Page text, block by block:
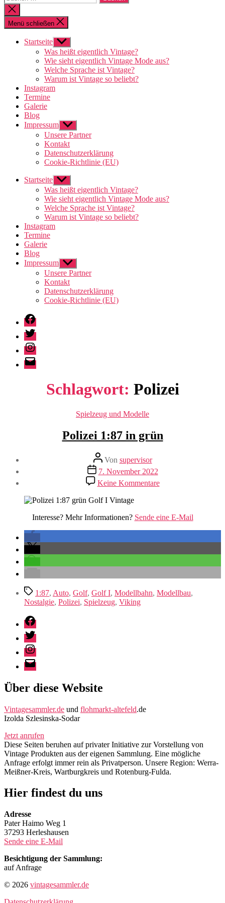
nach:
Suche
schließen
Menü schließen
Startseite Untermenü
anzeigen
Was heißt eigentlich Vintage?
Wie sieht eigentlich Vintage Mode aus?
Welche Sprache ist Vintage?
Warum ist Vintage so beliebt?
Instagram
Termine
Galerie
Blog
Impressum Untermenü
anzeigen
Unsere Partner
Kontakt
Datenschutzerklärung
Cookie-Richtlinie (EU)
Startseite Untermenü
anzeigen
Was heißt eigentlich Vintage?
Wie sieht eigentlich Vintage Mode aus?
Welche Sprache ist Vintage?
Warum ist Vintage so beliebt?
Instagram
Termine
Galerie
Blog
Impressum Untermenü
anzeigen
Unsere Partner
Kontakt
Datenschutzerklärung
Cookie-Richtlinie (EU)
Facebook
Twitter
Instagram
E-
Mail
Schlagwort: Polizei
Kategorien
Spielzeug und Modelle
Polizei 1:87 in grün
Beitragsautor
Von supervisor
Veröffentlichungsdatum
7. November 2022
Keine Kommentarezu
Polizei
grün
Interesse? Mehr Informationen? Sende eine E-Mail
Schlagwörter
1:87, Auto, Golf, Golf I, Modellbahn, Modellbau,
Nostalgie, Polizei, Spielzeug, Viking
Facebook
Twitter
Instagram
E-
Mail
Über diese Website
Vintagesammler.de und flohmarkt-altefeld.de
Izolda Szlesinska-Sodar
Jetzt anrufen
Diese Seiten beruhen auf privater Initiative zur Vorstellung von
Vintage Produkten aus der eigenen Sammlung. Eine mögliche
Anfrage erfolgt immer rein als Privatperson. Unsere Region: Werra-
Meißner-Kreis, Wartburgkreis und Rotenburg-Fulda.
Hier findest du uns
Adresse
Pater Haimo Weg 1
37293 Herleshausen
Sende eine E-Mail
Besichtigung der Sammlung:
auf Anfrage
© 2026 vintagesammler.de